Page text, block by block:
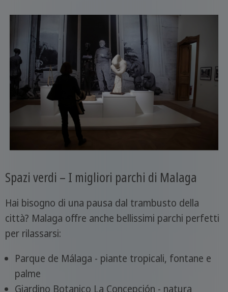
Spazi verdi – I migliori parchi di Malaga
Hai bisogno di una pausa dal trambusto della
città? Malaga offre anche bellissimi parchi perfetti
per rilassarsi:
Parque de Málaga - piante tropicali, fontane e
palme
Giardino Botanico La Concepción - natura